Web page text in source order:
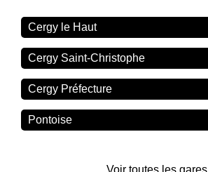
Cergy le Haut
Cergy Saint-Christophe
Cergy Préfecture
Pontoise
Voir toutes les gares